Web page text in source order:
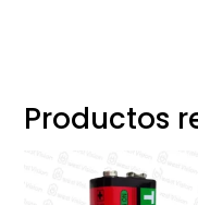
Productos